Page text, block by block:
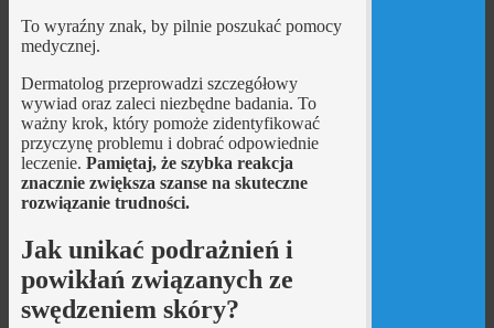
To wyraźny znak, by pilnie poszukać pomocy
medycznej.
Dermatolog przeprowadzi szczegółowy
wywiad oraz zaleci niezbędne badania. To
ważny krok, który pomoże zidentyfikować
przyczynę problemu i dobrać odpowiednie
leczenie. Pamiętaj, że szybka reakcja
znacznie zwiększa szanse na skuteczne
rozwiązanie trudności.
Jak unikać podrażnień i
powikłań związanych ze
swędzeniem skóry?